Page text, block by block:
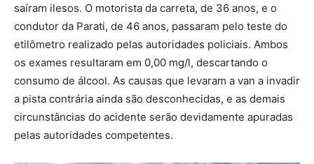
saíram ilesos. O motorista da carreta, de 36 anos, e o
condutor da Parati, de 46 anos, passaram pelo teste do
etilômetro realizado pelas autoridades policiais. Ambos
os exames resultaram em 0,00 mg/l, descartando o
consumo de álcool. As causas que levaram a van a invadir
a pista contrária ainda são desconhecidas, e as demais
circunstâncias do acidente serão devidamente apuradas
pelas autoridades competentes.